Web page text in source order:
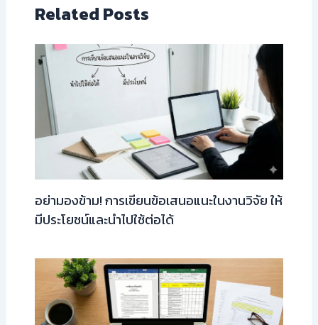
Related Posts
อย่ามองข้าม! การเขียนข้อเสนอแนะในงานวิจัย ให้
มีประโยชน์และนำไปใช้ต่อได้